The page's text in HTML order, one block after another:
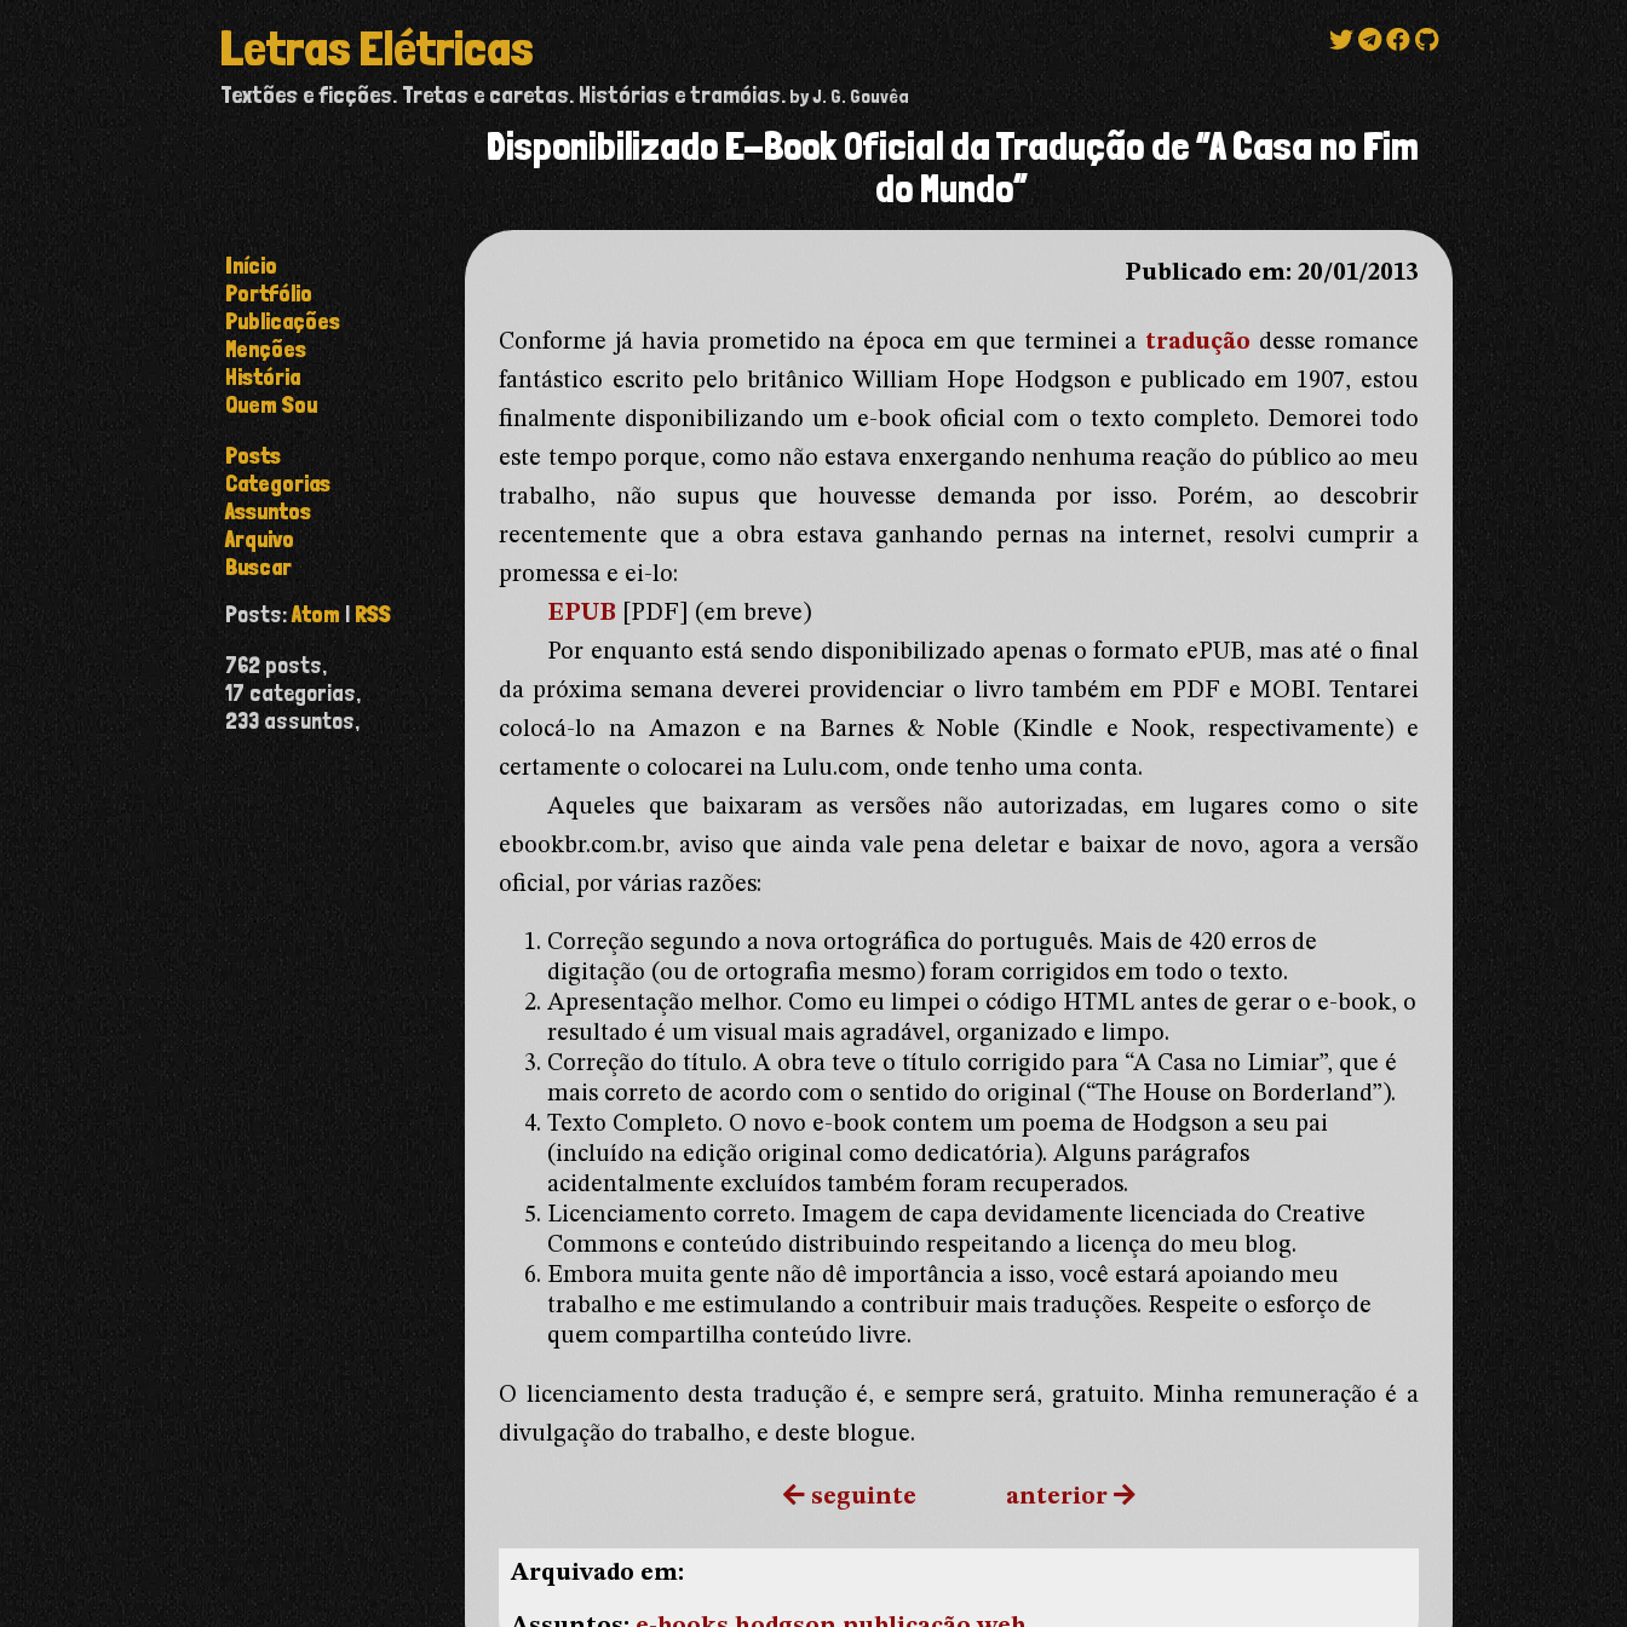
Letras Elétricas
Textões e ficções. Tretas e caretas. Histórias e tramóias. by J. G. Gouvêa
Início
Portfólio
Publicações
Menções
História
Quem Sou
Posts
Categorias
Assuntos
Arquivo
Buscar
Posts:Atom |RSS
762posts,
17 categorias,
233assuntos,
Disponibilizado E-Book Oficial da Tradução de “A Casa no Fim
do Mundo”
Publicado em: 20/01/2013
Conforme já havia prometido na época em que terminei a tradução desse romance
fantástico escrito pelo britânico William Hope Hodgson e publicado em 1907, estou
finalmente disponibilizando um e-book oficial com o texto completo. Demorei todo
este tempo porque, como não estava enxergando nenhuma reação do público ao meu
trabalho, não supus que houvesse demanda por isso. Porém, ao descobrir
recentemente que a obra estava ganhando pernas na internet, resolvi cumprir a
promessa e ei-lo:
EPUB [PDF] (em breve)
Por enquanto está sendo disponibilizado apenas o formato ePUB, mas até o final
da próxima semana deverei providenciar o livro também em PDF e MOBI. Tentarei
colocá-lo na Amazon e na Barnes & Noble (Kindle e Nook, respectivamente) e
certamente o colocarei na Lulu.com, onde tenho uma conta.
Aqueles que baixaram as versões não autorizadas, em lugares como o site
ebookbr.com.br, aviso que ainda vale pena deletar e baixar de novo, agora a versão
oficial, por várias razões:
Correção segundo a nova ortográfica do português. Mais de 420 erros de
digitação (ou de ortografia mesmo) foram corrigidos em todo o texto.
Apresentação melhor. Como eu limpei o código HTML antes de gerar o e-book, o
resultado é um visual mais agradável, organizado e limpo.
Correção do título. A obra teve o título corrigido para “A Casa no Limiar”, que é
mais correto de acordo com o sentido do original (“The House on Borderland”).
Texto Completo. O novo e-book contem um poema de Hodgson a seu pai
(incluído na edição original como dedicatória). Alguns parágrafos
acidentalmente excluídos também foram recuperados.
Licenciamento correto. Imagem de capa devidamente licenciada do Creative
Commons e conteúdo distribuindo respeitando a licença do meu blog.
Embora muita gente não dê importância a isso, você estará apoiando meu
trabalho e me estimulando a contribuir mais traduções. Respeite o esforço de
quem compartilha conteúdo livre.
O licenciamento desta tradução é, e sempre será, gratuito. Minha remuneração é a
divulgação do trabalho, e deste blogue.
seguinte anterior
Arquivado em: